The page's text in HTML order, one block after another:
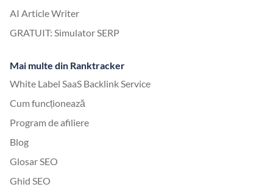
AI Article Writer
GRATUIT: Simulator SERP
Mai multe din Ranktracker
White Label SaaS Backlink Service
Cum funcționează
Program de afiliere
Blog
Glosar SEO
Ghid SEO